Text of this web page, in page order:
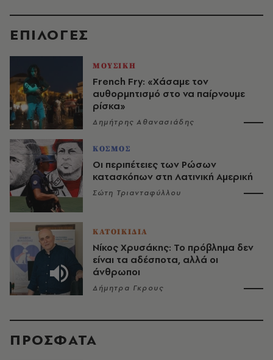
EΠΙΛΟΓΈΣ
ΜΟΥΣΙΚΗ
French Fry: «Χάσαμε τον
αυθορμητισμό στο να παίρνουμε
ρίσκα»
Δημήτρης Αθανασιάδης
ΚΟΣΜΟΣ
Οι περιπέτειες των Ρώσων
κατασκόπων στη Λατινική Αμερική
Σώτη Τριανταφύλλου
ΚΑΤΟΙΚΙΔΙΑ
Νίκος Χρυσάκης: Το πρόβλημα δεν
είναι τα αδέσποτα, αλλά οι
άνθρωποι
Δήμητρα Γκρους
ΠΡΟΣΦΑΤΑ